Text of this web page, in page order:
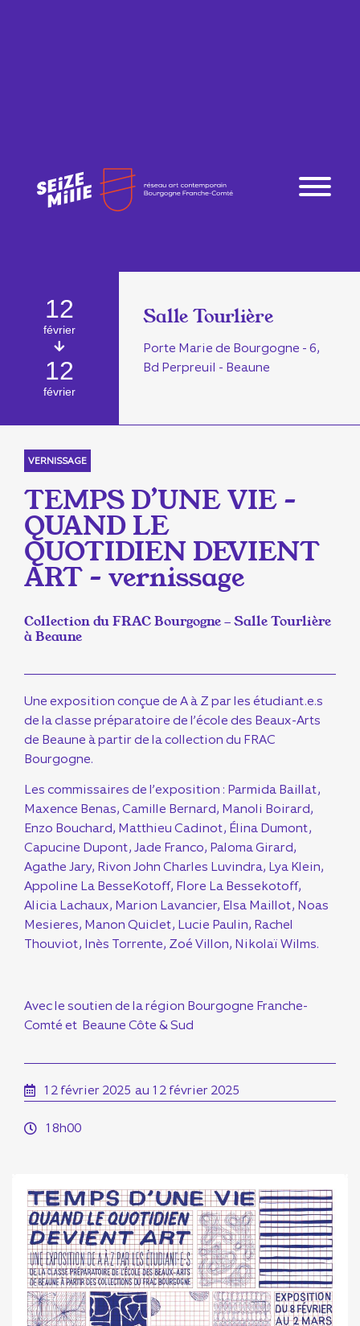
12
février
12
février
Salle Tourlière
Porte Marie de Bourgogne - 6,
Bd Perpreuil - Beaune
VERNISSAGE
TEMPS D’UNE VIE –
QUAND LE
QUOTIDIEN DEVIENT
ART – vernissage
Collection du FRAC Bourgogne - Salle Tourlière
à Beaune
Une exposition conçue de A à Z par les étudiant.e.s
de la classe préparatoire de l’école des Beaux-Arts
de Beaune à partir de la collection du FRAC
Bourgogne.
Les commissaires de l’exposition : Parmida Baillat,
Maxence Benas, Camille Bernard, Manoli Boirard,
Enzo Bouchard, Matthieu Cadinot, Élina Dumont,
Capucine Dupont, Jade Franco, Paloma Girard,
Agathe Jary, Rivon John Charles Luvindra, Lya Klein,
Appoline La BesseKotoff, Flore La Bessekotoff,
Alicia Lachaux, Marion Lavancier, Elsa Maillot, Noas
Mesieres, Manon Quiclet, Lucie Paulin, Rachel
Thouviot, Inès Torrente, Zoé Villon, Nikolaï Wilms.
Avec le soutien de la région Bourgogne Franche-
Comté et Beaune Côte & Sud
12 février 2025 au 12 février 2025
18h00